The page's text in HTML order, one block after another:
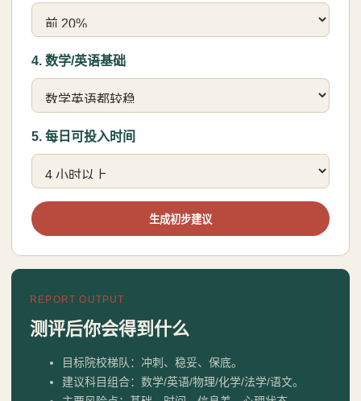
4. 数学/英语基础
5. 每日可投入时间
生成初步建议
REPORT OUTPUT
测评后你会得到什么
目标院校梯队：冲刺、稳妥、保底。
建议科目组合：数学/英语/物理/化学/法学/语文。